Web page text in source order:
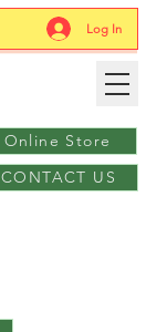
Log In
CONTACT US
Online Store